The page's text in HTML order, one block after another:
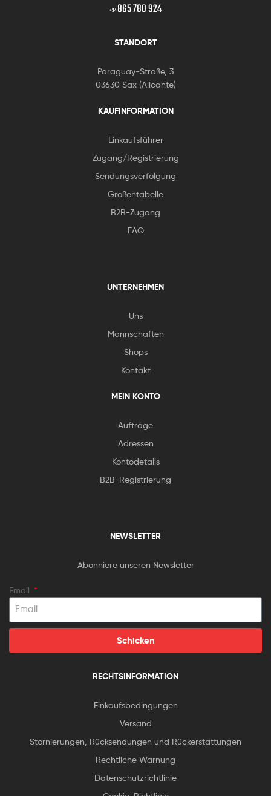
+34865 780 924
STANDORT
Paraguay-Straße, 3
03630 Sax (Alicante)
KAUFINFORMATION
Einkaufsführer
Zugang/Registrierung
Sendungsverfolgung
Größentabelle
B2B-Zugang
FAQ
UNTERNEHMEN
Uns
Mannschaften
Shops
Kontakt
MEIN KONTO
Aufträge
Adressen
Kontodetails
B2B-Registrierung
NEWSLETTER
Abonniere unseren Newsletter
Email
Schicken
RECHTSINFORMATION
Einkaufsbedingungen
Versand
Stornierungen, Rücksendungen und Rückerstattungen
Rechtliche Warnung
Datenschutzrichtlinie